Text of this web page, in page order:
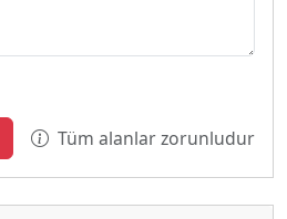
Tüm alanlar zorunludur